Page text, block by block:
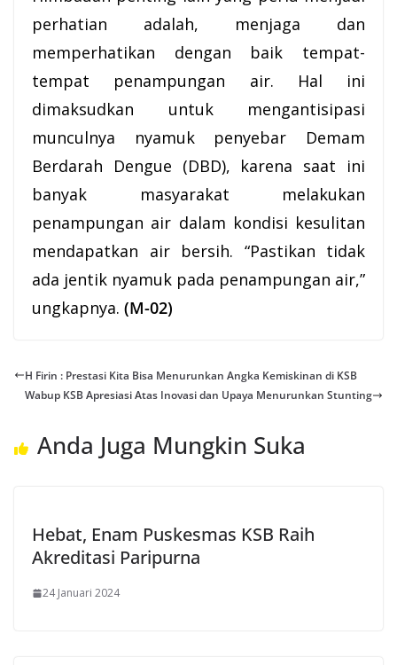
perhatian adalah, menjaga dan
memperhatikan dengan baik tempat-
tempat penampungan air. Hal ini
dimaksudkan untuk mengantisipasi
munculnya nyamuk penyebar Demam
Berdarah Dengue (DBD), karena saat ini
banyak masyarakat melakukan
penampungan air dalam kondisi kesulitan
mendapatkan air bersih. “Pastikan tidak
ada jentik nyamuk pada penampungan air,”
ungkapnya. (M-02)
H Firin : Prestasi Kita Bisa Menurunkan Angka Kemiskinan di KSB
Wabup KSB Apresiasi Atas Inovasi dan Upaya Menurunkan Stunting
Anda Juga Mungkin Suka
Hebat, Enam Puskesmas KSB Raih
Akreditasi Paripurna
24 Januari 2024